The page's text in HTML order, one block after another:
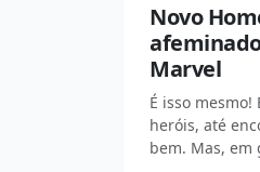
Novo
Marvel
É isso
heróis, até
bem. Mas, em